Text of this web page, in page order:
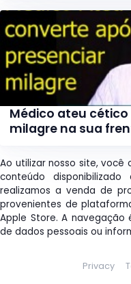
Médico ateu
milagre na sua
Ao utilizar nosso site, você
conteúdo
realizamos a venda de
provenientes de
Apple Store. A
de dados pessoais ou
Privacy